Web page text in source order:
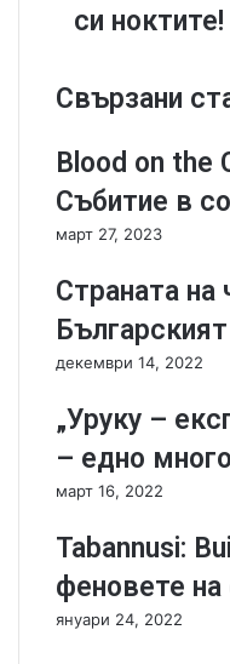
g
S
e
d
-
И
р
ж
е
е
н
к
и
т
си ноктите!
Свързани
Blood on the
Събитие в
март 27, 2023
Страната на
декември 14, 2022
„Уруку –
– едно
март 16, 2022
Tabannusi:
феновете на
януари 24, 2022